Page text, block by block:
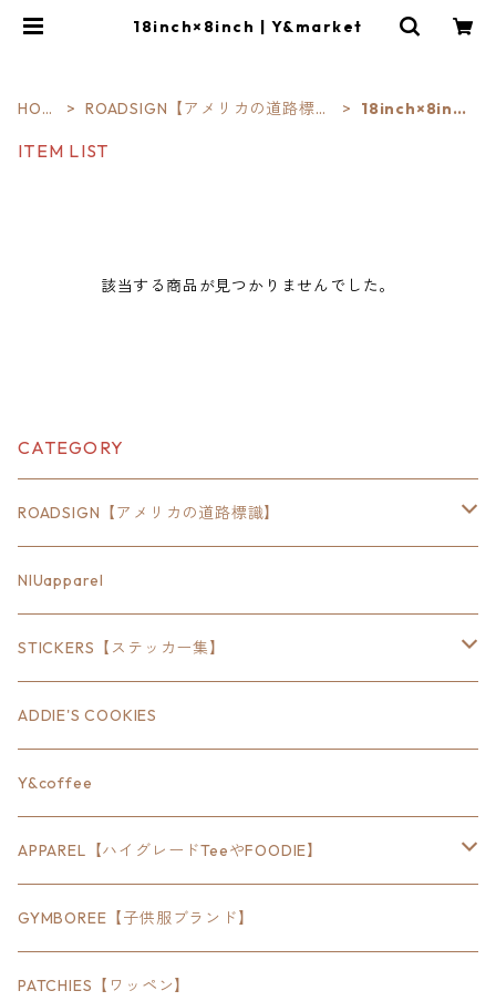
18inch×8inch | Y&market
HOM
ROADSIGN【アメリカの道路標
18inch×8inc
ITEM LIST
該当する商品が見つかりませんでした。
CATEGORY
ROADSIGN【アメリカの道路標識】
18inch×6inch
18inch×8inch
18inch×12inch
24inch×8inch
18inch×24inch
30inch×24inch
18inchオクタゴン八角形
NIUapparel
STICKERS【ステッカー集】
ステート
ハウス
クルマ
セキュリティ
アウトドア
ADDIE'S COOKIES
Y&coffee
APPAREL【ハイグレードTeeやFOODIE】
Bradley
SEWTS
POMONA
GYMBOREE【子供服ブランド】
PATCHIES【ワッペン】